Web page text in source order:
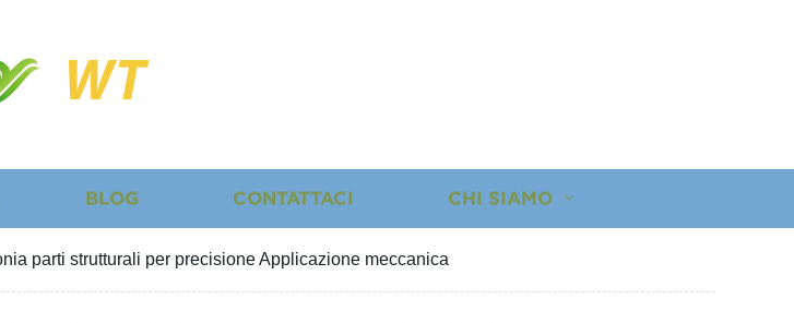
WT
BLOG CONTATTACI CHI SIAMO
parti strutturali per precisione Applicazione meccanica